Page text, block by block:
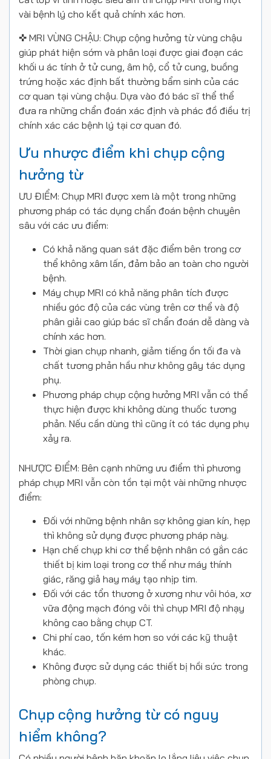
vài bệnh lý cho kết quả chính xác hơn.
✜ MRI VÙNG CHẬU: Chụp cộng hưởng từ vùng chậu
giúp phát hiện sớm và phân loại được giai đoạn các
khối u ác tính ở tử cung, âm hộ, cổ tử cung, buồng
trứng hoặc xác định bất thường bẩm sinh của các
cơ quan tại vùng chậu. Dựa vào đó bác sĩ thể thể
đưa ra những chẩn đoán xác định và phác đồ điều trị
chính xác các bệnh lý tại cơ quan đó.
Ưu nhược điểm khi chụp cộng
hưởng từ
ƯU ĐIỂM: Chụp MRI được xem là một trong những
phương pháp có tác dụng chẩn đoán bệnh chuyên
sâu với các ưu điểm:
Có khả năng quan sát đặc điểm bên trong cơ
thể không xâm lấn, đảm bảo an toàn cho người
bệnh.
Máy chụp MRI có khả năng phân tích được
nhiều góc độ của các vùng trên cơ thể và độ
phân giải cao giúp bác sĩ chẩn đoán dễ dàng và
chính xác hơn.
Thời gian chụp nhanh, giảm tiếng ồn tối đa và
chất tương phản hầu như không gây tác dụng
phụ.
Phương pháp chụp cộng hưởng MRI vẫn có thể
thực hiện được khi không dùng thuốc tương
phản. Nếu cần dùng thì cũng ít có tác dụng phụ
xảy ra.
NHƯỢC ĐIỂM: Bên cạnh những ưu điểm thì phương
pháp chụp MRI vẫn còn tồn tại một vài những nhược
điểm:
Đối với những bệnh nhân sợ không gian kín, hẹp
thì không sử dụng được phương pháp này.
Hạn chế chụp khi cơ thể bệnh nhân có gắn các
thiết bị kim loại trong cơ thể như máy thính
giác, răng giả hay máy tạo nhịp tim.
Đối với các tổn thương ở xương như vôi hóa, xơ
vữa động mạch đóng vôi thì chụp MRI độ nhạy
không cao bằng chụp CT.
Chi phí cao, tốn kém hơn so với các kỹ thuật
khác.
Không được sử dụng các thiết bị hồi sức trong
phòng chụp.
Chụp cộng hưởng từ có nguy
hiểm không?